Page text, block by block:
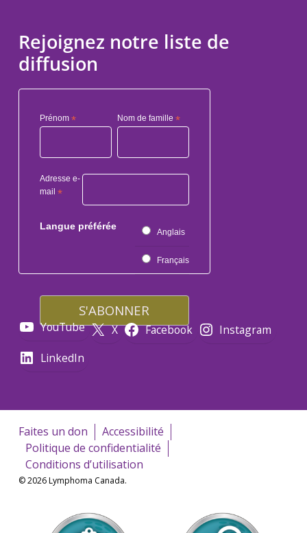
Rejoignez notre liste de
diffusion
Prénom * Nom de famille*
Adresse e-
mail *
Langue préférée
Anglais
Français
YouTube X Facebook
Instagram
LinkedIn
Faites un don
Accessibilité
Politique de confidentialité
Conditions d’utilisation
© 2026 Lymphoma Canada.